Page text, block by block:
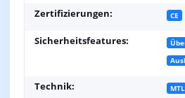
Zertifizierungen: CE
Sicherheitsfeatures:
Technik: